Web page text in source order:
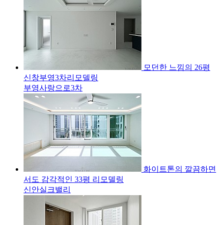
모던한 느낌의 26평
신창부영3차리모델링
부영사랑으로3차
화이트톤의 깔끔하면
서도 감각적인 33평 리모델링
신안실크밸리